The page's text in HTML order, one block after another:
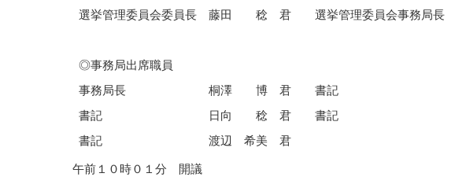
選挙管理委員会委員長
藤田 稔 君 選挙管理委員会事務局長
◎事務局出席職員
事務局長
桐澤 博 君 書記
書記
日向 稔 君 書記
書記
渡辺 希美 君
午前１０時０１分 開議